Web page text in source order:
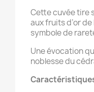
Cette cuvée tire
aux fruits d’or
symbole de
Une évocation
noblesse du